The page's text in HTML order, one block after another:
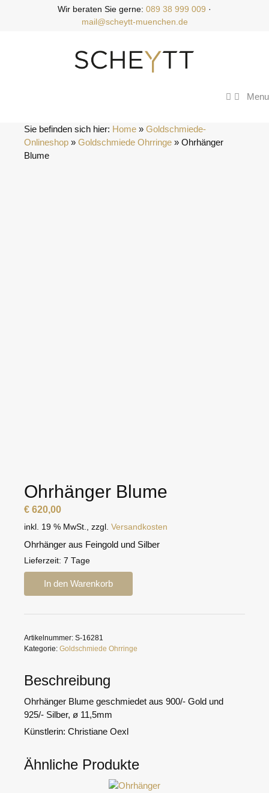
Wir beraten Sie gerne: 089 38 999 009 ·
mail@scheytt-muenchen.de
Menu
Sie befinden sich hier: Home » Goldschmiede-
Onlineshop » Goldschmiede Ohrringe » Ohrhänger
Blume
Ohrhänger Blume
€ 620,00
inkl. 19 % MwSt. zzgl. Versandkosten
Ohrhänger aus Feingold und Silber
Lieferzeit: 7 Tage
In den Warenkorb
Artikelnummer: S-16281
Kategorie: Goldschmiede Ohrringe
Beschreibung
Ohrhänger Blume geschmiedet aus 900/- Gold und
925/- Silber, ø 11,5mm
Künstlerin: Christiane Oexl
Ähnliche Produkte